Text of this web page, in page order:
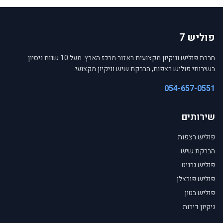
פוליש 7
חברת פוליש וניקיון מקצועית באזור מרכז הארץ. מעל 10 שנות ניסיון
בשירותי פוליש רצפות, הברקת שיש וניקיון מקצועי.
054-657-0551
שירותים
פוליש רצפות
הברקת שיש
פוליש גרניט
פוליש פורצלן
פוליש בטון
ניקיון דירות